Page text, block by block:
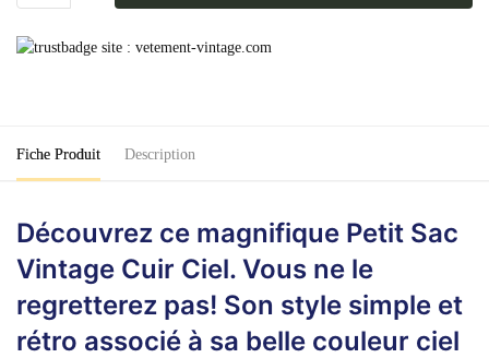
Sac
Fiche Produit Description
Découvrez ce magnifique Petit Sac
Vintage Cuir Ciel. Vous ne le
regretterez pas! Son style simple et
rétro associé à sa belle couleur ciel